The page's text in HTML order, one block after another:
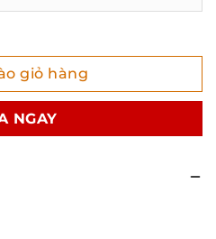
thuật in nổi 3D hiệu ứng
giỏ hàng
NGAY